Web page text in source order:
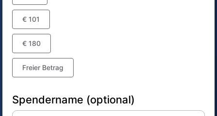
€ 101
€ 180
Freier Betrag
Spendername (optional)